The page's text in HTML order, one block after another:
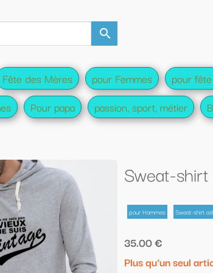
pour fête des pères pour Futurs
métier BOX grand frère/soeur Tee-
shirt gris"Je ne suis pas
Sweat-shirt adultes
€
qu'un seul article